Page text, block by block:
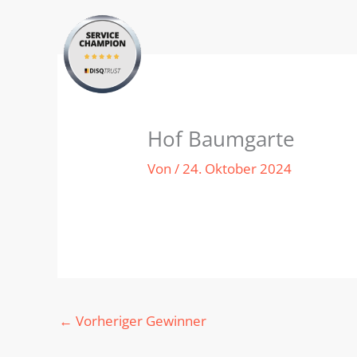
Hof Baumgarte
Von/24. Oktober 2024
← Vorheriger Gewinner